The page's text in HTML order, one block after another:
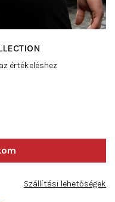
Szállítási lehetőségek
értékeléshez